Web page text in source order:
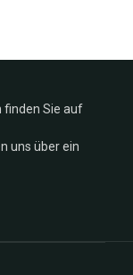
auf
uns über ein